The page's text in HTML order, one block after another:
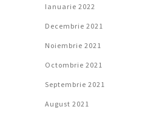
Ianuarie 2022
Decembrie 2021
Noiembrie 2021
Octombrie 2021
Septembrie 2021
August 2021